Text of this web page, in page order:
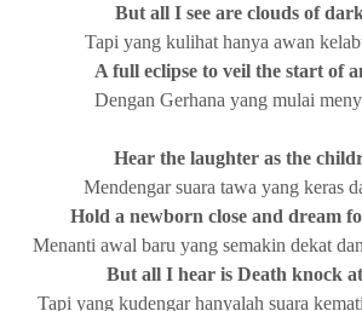
But all I see are clouds of
Tapi yang kulihat hanya awan
A full eclipse to veil the start of
Dengan Gerhana yang mulai
Hear the laughter as the
Mendengar suara tawa yang keras
Hold a newborn close and dream
Menanti awal baru yang semakin dekat
But all I hear is Death knock
Tapi yang kudengar hanyalah suara